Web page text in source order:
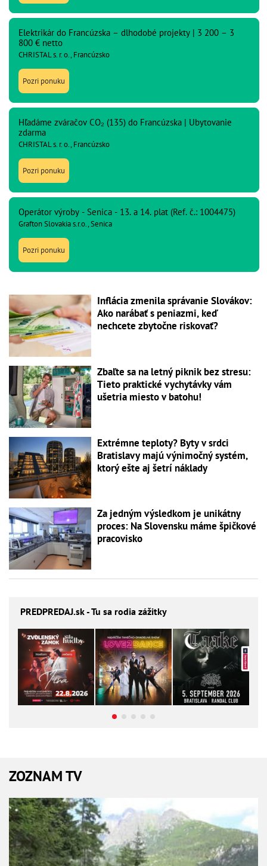
Elektrikár do Francúzska – dlhodobé projekty | 3 200 – 3
800 € netto
CHRISTAL s. r. o., Francúzsko
Pozri ponuku
Hľadáme zváračov CO₂ (135) do Francúzska | Ubytovanie
zdarma
CHRISTAL s. r. o., Francúzsko
Pozri ponuku
Operátor výroby - Senica - 13. a 14. plat (Ref. č.: 1004475)
Grafton Slovakia s.r.o., Senica
Pozri ponuku
Inflácia zmenila správanie Slovákov:
Ako narábať s peniazmi, keď
nechcete zbytočne riskovať?
Zbaľte sa na letný piknik bez stresu:
Tieto praktické vychytávky vám
ušetria miesto v batohu!
Extrémne teploty? Byty v srdci
Bratislavy majú výnimočný systém,
ktorý ešte aj šetrí náklady
Za jedným výsledkom je unikátny
proces: Na Slovensku máme špičkové
pracovisko
PREDPREDAJ.sk - Tu sa rodia zážitky
ZOZNAM TV